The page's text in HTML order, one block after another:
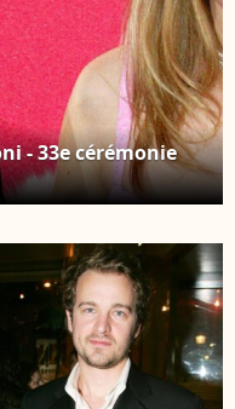
- 33e cérémonie